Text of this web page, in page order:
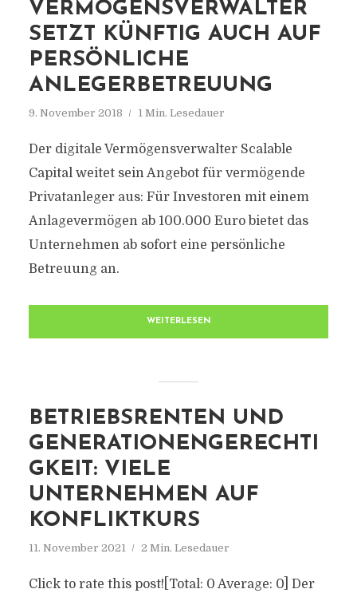
VERMÖGENSVERWALTER
SETZT KÜNFTIG AUCH AUF
PERSÖNLICHE
ANLEGERBETREUUNG
9. November 2018 1 Min. Lesedauer
Der digitale Vermögensverwalter Scalable
Capital weitet sein Angebot für vermögende
Privatanleger aus: Für Investoren mit einem
Anlagevermögen ab 100.000 Euro bietet das
Unternehmen ab sofort eine persönliche
Betreuung an.
WEITERLESEN
BETRIEBSRENTEN UND
GENERATIONENGERECHTI
GKEIT: VIELE
UNTERNEHMEN AUF
KONFLIKTKURS
11. November 2021 2 Min. Lesedauer
Click to rate this post![Total: 0 Average: 0] Der